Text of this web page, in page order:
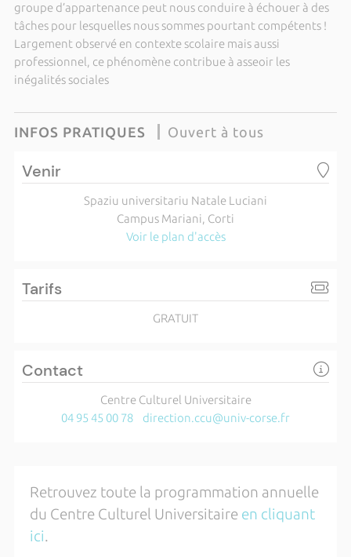
groupe d’appartenance peut nous conduire à échouer à des
tâches pour lesquelles nous sommes pourtant compétents !
Largement observé en contexte scolaire mais aussi
professionnel, ce phénomène contribue à asseoir les
inégalités sociales
INFOS PRATIQUES Ouvert à tous
Venir
Spaziu universitariu Natale Luciani
Campus Mariani, Corti
Voir le plan d'accès
Tarifs
GRATUIT
Contact
Centre Culturel Universitaire
04 95 45 00 78
direction.ccu@univ-corse.fr
Retrouvez toute la programmation annuelle
du Centre Culturel Universitaire en cliquant
ici.